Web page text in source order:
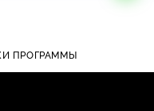
ПРОГРАММЫ